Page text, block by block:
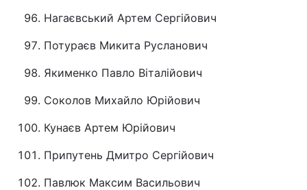
Нагаєвський Артем Сергійович
Потураєв Микита Русланович
Якименко Павло Віталійович
Соколов Михайло Юрійович
Кунаєв Артем Юрійович
Припутень Дмитро Сергійович
Павлюк Максим Васильович